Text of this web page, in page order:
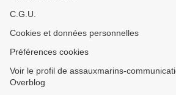
C.G.U.
Cookies et données personnelles
Préférences cookies
Voir le profil de assauxmarins-
Overblog